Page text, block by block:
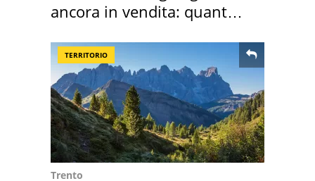
ancora in vendita: quanto
TERRITORIO
Trento